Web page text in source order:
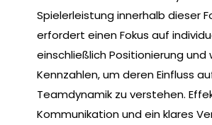
Spielerleistung innerhalb dieser
erfordert einen Fokus auf
einschließlich Positionierung und
Kennzahlen, um deren Einfluss
Teamdynamik zu verstehen.
Kommunikation und ein klares